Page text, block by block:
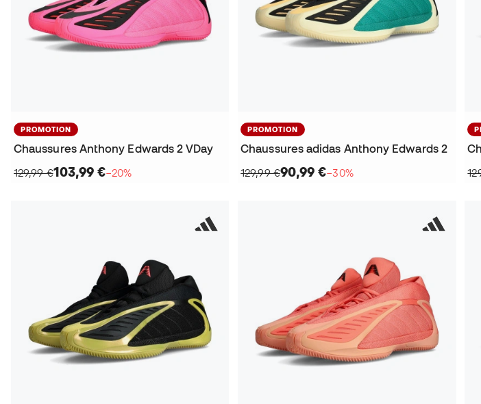
PROMOTION
Chaussures Anthony Edwards 2 VDay
129,99 €103,99 €−20%
PROMOTION
Chaussures adidas Anthony Edwards 2
129,99 €90,99 €−30%